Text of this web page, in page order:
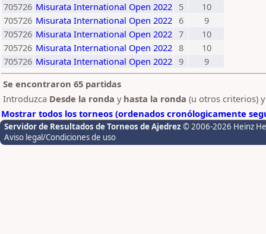
705726 Misurata International Open 2022 5
10
705726 Misurata International Open 2022 6
9
705726 Misurata International Open 2022 7
10
705726 Misurata International Open 2022 8
10
705726 Misurata International Open 2022 9
9
Se encontraron 65 partidas
Introduzca Desde la ronda y hasta la ronda (u otros criterios)
Mostrar todos los torneos (ordenados cronólogicamente
Servidor de Resultados de Torneos de Ajedrez © 2006-2026 Heinz
Aviso legal/Condiciones de uso